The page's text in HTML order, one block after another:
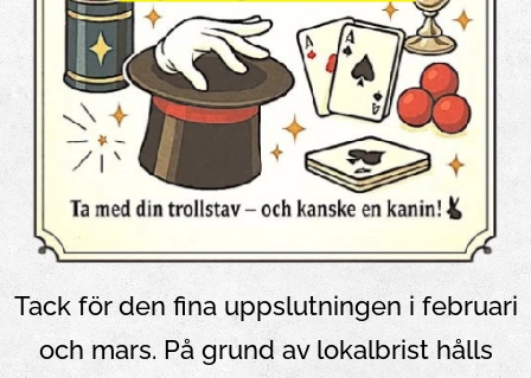
Tack för den fina uppslutningen i februari
och mars. På grund av lokalbrist hålls